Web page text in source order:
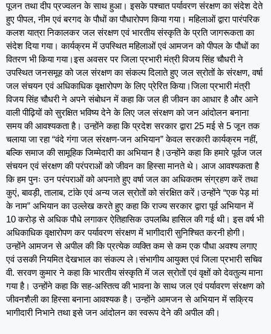
पूजन तथा दीप प्रज्वलन के साथ हुआ। इसके पश्चात पर्यावरण संरक्षण का संदेश देते
हुए पीपल, नीम एवं बरगद के पौधों का पौधारोपण किया गया। महिलाओं द्वारा पारंपरिक
कलश यात्रा निकालकर जल संरक्षण एवं भारतीय संस्कृति के प्रति जागरूकता का
संदेश दिया गया। कार्यक्रम में उपस्थित महिलाओं एवं आमजन को पीपल के पौधों का
वितरण भी किया गया।इस अवसर पर जिला प्रभारी मंत्री विजय सिंह चौधरी ने
उपस्थित जनसमूह को जल संरक्षण का संकल्प दिलाते हुए जल स्रोतों के संरक्षण, वर्षा
जल संचयन एवं अधिकाधिक वृक्षारोपण के लिए प्रेरित किया।जिला प्रभारी मंत्री
विजय सिंह चौधरी ने अपने संबोधन में कहा कि जल ही जीवन का आधार है और आने
वाली पीढ़ियों को सुरक्षित भविष्य देने के लिए जल संरक्षण को जन आंदोलन बनाना
समय की आवश्यकता है। उन्होंने कहा कि प्रदेश सरकार द्वारा 25 मई से 5 जून तक
चलाया जा रहा “वंदे गंगा जल संरक्षण-जन अभियान” केवल सरकारी कार्यक्रम नहीं,
बल्कि समाज की सामूहिक जिम्मेदारी का अभियान है।उन्होंने कहा कि हमारे पूर्वज जल
संचयन एवं संरक्षण की परंपराओं को जीवन का हिस्सा मानते थे। आज आवश्यकता है
कि हम पुनः उन परंपराओं को अपनाते हुए वर्षा जल का अधिकतम संग्रहण करें तथा
कुएं, बावड़ी, तालाब, टांके एवं अन्य जल स्रोतों को संरक्षित करें।उन्होंने “एक पेड़ मां
के नाम” अभियान का उल्लेख करते हुए कहा कि राज्य सरकार द्वारा पूर्व अभियान में
10 करोड़ से अधिक पौधे लगाकर ऐतिहासिक उपलब्धि हासिल की गई थी। इस वर्ष भी
अधिकाधिक वृक्षारोपण कर पर्यावरण संरक्षण में भागीदारी सुनिश्चित करनी होगी।
उन्होंने आमजन से अपील की कि प्रत्येक व्यक्ति कम से कम एक पौधा अवश्य लगाए
एवं उसकी नियमित देखभाल का संकल्प ले।संभागीय आयुक्त एवं जिला प्रभारी सचिव
वी. सरवण कुमार ने कहा कि भारतीय संस्कृति में जल स्रोतों एवं वृक्षों को देवतुल्य माना
गया है। उन्होंने कहा कि सह-अस्तित्व की भावना के साथ जल एवं पर्यावरण संरक्षण को
जीवनशैली का हिस्सा बनाना आवश्यक है। उन्होंने आमजन से अभियान में सक्रिय
भागीदारी निभाने तथा इसे जन आंदोलन का स्वरूप देने की अपील की।